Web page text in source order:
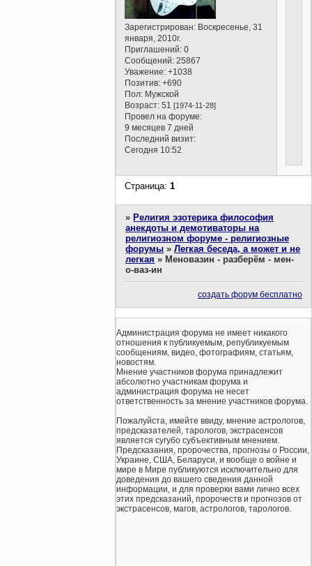
Зарегистрирован: Воскресенье, 31
января, 2010г.
Приглашений: 0
Сообщений: 25867
Уважение: +1038
Позитив: +690
Пол: Мужской
Возраст: 51[1974-11-28]
Провел на форуме:
9 месяцев 7 дней
Последний визит:
Сегодня 10:52
Страница:1
» Религия эзотерика философия
анекдоты и демотиваторы на
религиозном форуме - религиозные
форумы »Легкая беседа, а может и не
легкая » Меновазин - разберём - мен-
о-ваз-ин
создать форум бесплатно
Администрация форума не имеет никакого
отношения к публикуемым, републикуемым
сообщениям, видео, фотографиям, статьям,
новостям.
Мнение участников форума принадлежит
абсолютно участникам форума и
администрация форума не несет
ответственность за мнение участников форума.
Пожалуйста, имейте ввиду, мнение астрологов,
предсказателей, тарологов, экстрасенсов
является сугубо субъективным мнением.
Предсказания, пророчества, прогнозы о России,
Украине, США, Беларуси, и вообще о войне и
мире в Мире публикуются исключительно для
доведения до вашего сведения данной
информации, и для проверки вами лично всех
этих предсказаний, пророчеств и прогнозов от
экстрасенсов, магов, астрологов, тарологов.